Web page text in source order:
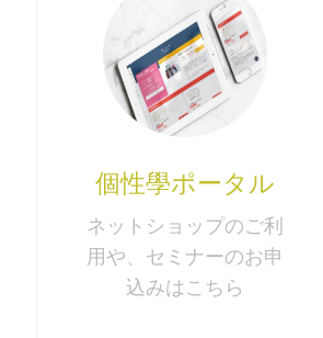
個性學ポータル
ネットショップのご利
用や、セミナーのお申
込みはこちら